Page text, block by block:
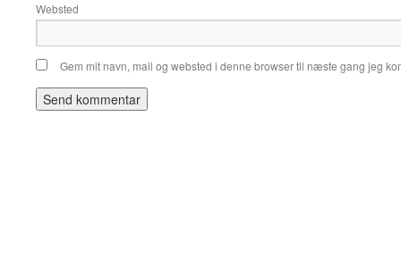
Websted
Gem mit navn, mail og websted i denne browser til næste gang jeg